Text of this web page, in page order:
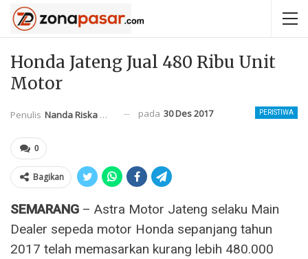
Honda Jateng Jual 480 Ribu Unit
Motor
PERISTIWA
Penulis Nanda Riska Mahendra pada 30 Des 2017
0
Bagikan
SEMARANG – Astra Motor Jateng selaku Main
Dealer sepeda motor Honda sepanjang tahun
2017 telah memasarkan kurang lebih 480.000